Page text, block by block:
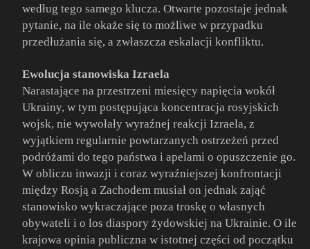
według tego samego klucza. Otwarte pozostaje jednak
pytanie, na ile okaże się to możliwe w przypadku
przedłużania się, a zwłaszcza eskalacji konfliktu.
Ewolucja stanowiska Izraela
Narastające na przestrzeni miesięcy napięcia wokół
Ukrainy, w tym postępująca koncentracja rosyjskich
wojsk, nie wywołały wyraźnej reakcji Izraela, z
wyjątkiem regularnie powtarzanych ostrzeżeń przed
podróżami do tego państwa i apelami o opuszczenie go.
W obliczu inwazji i coraz wyraźniejszej konfrontacji
między Rosją a Zachodem musiał on jednak zająć
stanowisko wykraczające poza troskę o własnych
obywateli i o los diaspory żydowskiej na Ukrainie. O ile
krajowa opinia publiczna w istotnej części od początku